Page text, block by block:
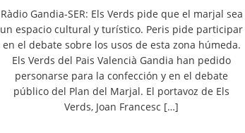
Ràdio Gandia-SER: Els Verds pide que el marjal sea
un espacio cultural y turístico. Peris pide participar
en el debate sobre los usos de esta zona húmeda.
Els Verds del Pais Valencià Gandia han pedido
personarse para la confección y en el debate
público del Plan del Marjal. El portavoz de Els
Verds, Joan Francesc […]